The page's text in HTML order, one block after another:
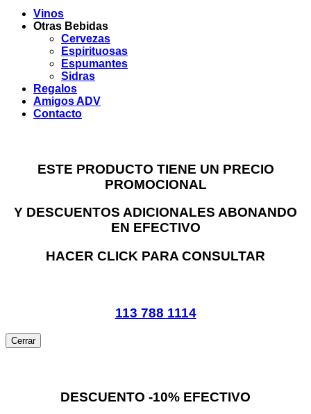
Vinos
Otras Bebidas
Cervezas
Espirituosas
Espumantes
Sidras
Regalos
Amigos ADV
Contacto
ESTE PRODUCTO TIENE UN PRECIO
PROMOCIONAL
Y DESCUENTOS ADICIONALES ABONANDO
EN EFECTIVO
HACER CLICK PARA CONSULTAR
113 788 1114
Cerrar
DESCUENTO -10% EFECTIVO